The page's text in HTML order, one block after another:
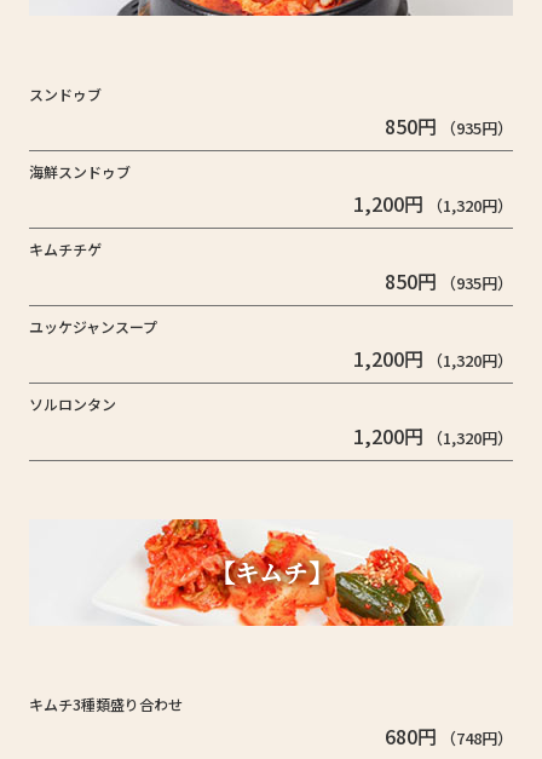
スンドゥブ
850円 （935円）
海鮮スンドゥブ
1,200円 （1,320円）
キムチチゲ
850円 （935円）
ユッケジャンスープ
1,200円 （1,320円）
ソルロンタン
1,200円 （1,320円）
【キムチ】
キムチ3種類盛り合わせ
680円 （748円）